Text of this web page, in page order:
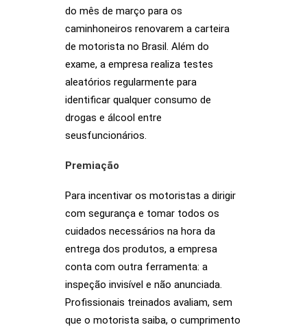
do mês de março para os
caminhoneiros renovarem a carteira
de motorista no Brasil. Além do
exame, a empresa realiza testes
aleatórios regularmente para
identificar qualquer consumo de
drogas e álcool entre
seusfuncionários.
Premiação
Para incentivar os motoristas a dirigir
com segurança e tomar todos os
cuidados necessários na hora da
entrega dos produtos, a empresa
conta com outra ferramenta: a
inspeção invisível e não anunciada.
Profissionais treinados avaliam, sem
que o motorista saiba, o cumprimento